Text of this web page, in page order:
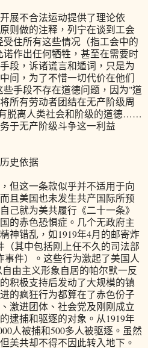
不合法运动提供了理论依
则做的注释，列宁在谈到工会
住所有这些情况（指工会中的
作出任何牺牲，甚至在需要时
段，诉诸谎言和遁词，只是为
间，为了不惜一切代价在他们
手段不存在道德问题，因为"道
所有劳动者团结在无产阶级周
脱离人类社会和阶级的道德……
于无产阶级斗争这一利益
史依据
这一条款似乎并不适用于向
且美国也未发生共产国际所预
己就为美共履行《二十一条》
的赤色恐惧症。几个无政府主
神错乱，如1919年4月的邮寄炸
（其中包括刚上任不久的司法部
件）。这些行为激起了美国人
由主义形象自居的帕尔默一反
积极支持后发动了大规模的镇
的疯狂行为都算在了赤色份子
激进团体、社会党及刚刚成立
逮捕和驱逐的对象。从1919年
人被捕和500多人被驱逐。虽然
美共却不得不因此转入地下。